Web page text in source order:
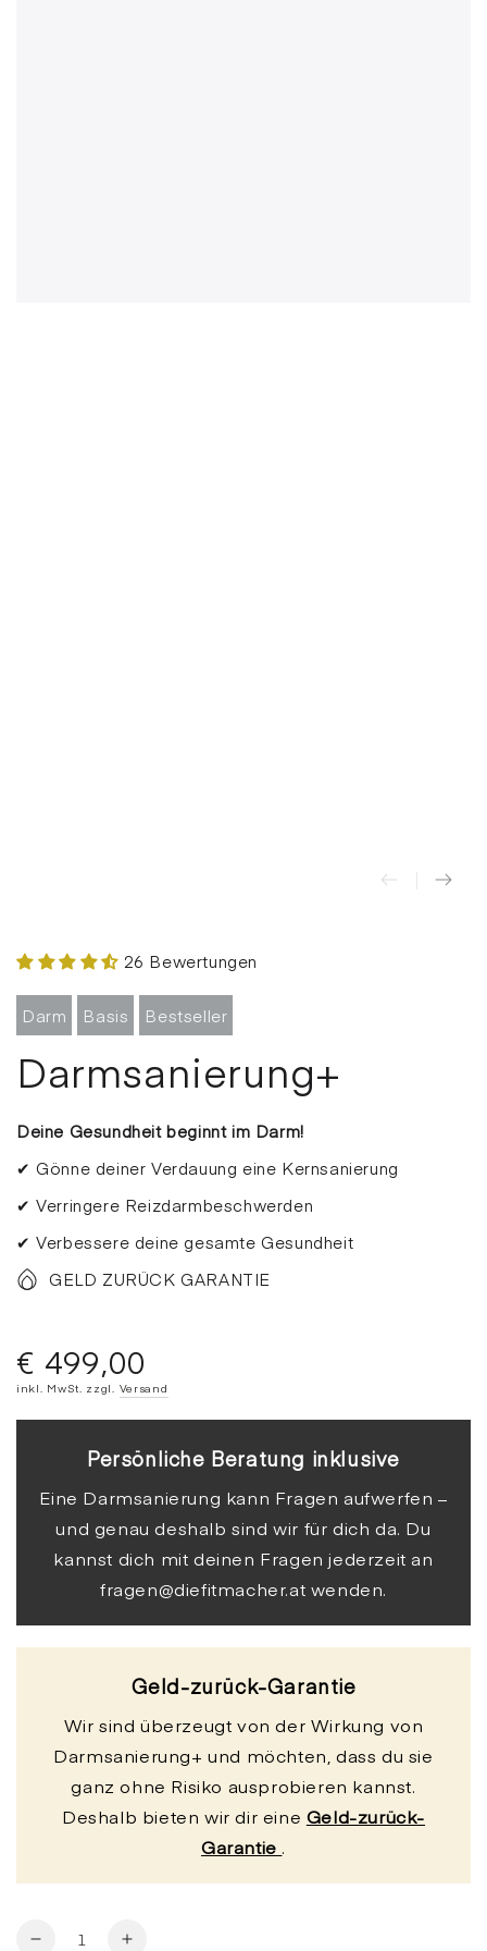
26 Bewertungen
Darm Basis Bestseller
Darmsanierung+
Deine Gesundheit beginnt im Darm!
✔ Gönne deiner Verdauung eine Kernsanierung
✔ Verringere Reizdarmbeschwerden
✔ Verbessere deine gesamte Gesundheit
GELD ZURÜCK GARANTIE
Regulärer
Preis
€ 499,00
inkl. MwSt. zzgl. Versand
Persönliche Beratung inklusive
Eine Darmsanierung kann Fragen aufwerfen –
und genau deshalb sind wir für dich da. Du
kannst dich mit deinen Fragen jederzeit an
fragen@diefitmacher.at wenden.
Geld-zurück-Garantie
Wir sind überzeugt von der Wirkung von
Darmsanierung+ und möchten, dass du sie
ganz ohne Risiko ausprobieren kannst.
Deshalb bieten wir dir eine Geld-zurück-
Garantie .